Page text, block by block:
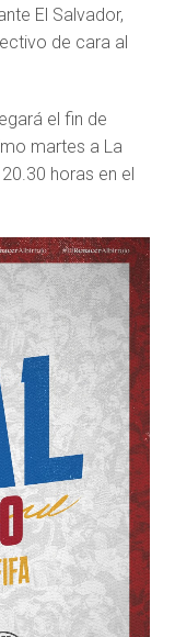
El Salvador,
de cara al
el fin de
martes a La
horas en el